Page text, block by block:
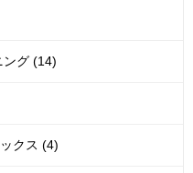
ング (14)
クス (4)